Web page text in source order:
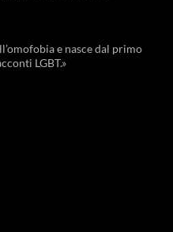
e nasce dal primo
LGBT.»